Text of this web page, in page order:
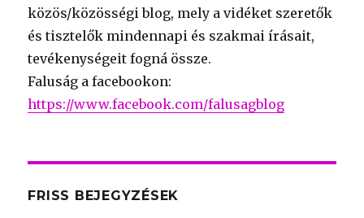
közös/közösségi blog, mely a vidéket szeretők
és tisztelők mindennapi és szakmai írásait,
tevékenységeit fogná össze.
Faluság a facebookon:
https://www.facebook.com/falusagblog
FRISS BEJEGYZÉSEK